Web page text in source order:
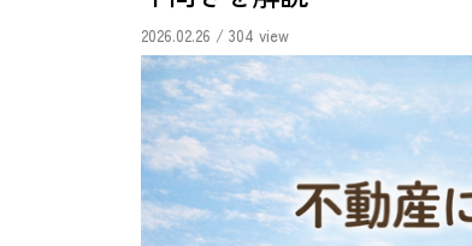
2026.02.26 / 304 view